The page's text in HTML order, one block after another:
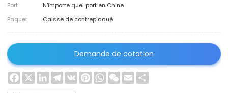
Port
N'importe quel port en Chine
Paquet
Caisse de contreplaqué
Demande de cotation
Facebook
X LinkedInTelegram
VK PinterestWhatsApp
WeChat
Email